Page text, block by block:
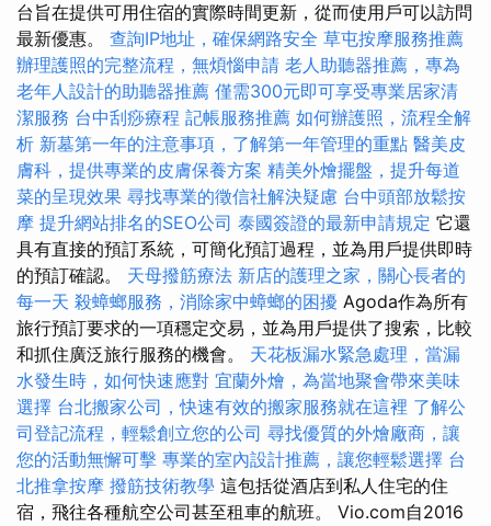
台旨在提供可用住宿的實際時間更新，從而使用戶可以訪問
最新優惠。 查詢IP地址，確保網路安全 草屯按摩服務推薦
辦理護照的完整流程，無煩惱申請 老人助聽器推薦，專為
老年人設計的助聽器推薦 僅需300元即可享受專業居家清
潔服務 台中刮痧療程 記帳服務推薦 如何辦護照，流程全解
析 新墓第一年的注意事項，了解第一年管理的重點 醫美皮
膚科，提供專業的皮膚保養方案 精美外燴擺盤，提升每道
菜的呈現效果 尋找專業的徵信社解決疑慮 台中頭部放鬆按
摩 提升網站排名的SEO公司 泰國簽證的最新申請規定 它還
具有直接的預訂系統，可簡化預訂過程，並為用戶提供即時
的預訂確認。 天母撥筋療法 新店的護理之家，關心長者的
每一天 殺蟑螂服務，消除家中蟑螂的困擾 Agoda作為所有
旅行預訂要求的一項穩定交易，並為用戶提供了搜索，比較
和抓住廣泛旅行服務的機會。 天花板漏水緊急處理，當漏
水發生時，如何快速應對 宜蘭外燴，為當地聚會帶來美味
選擇 台北搬家公司，快速有效的搬家服務就在這裡 了解公
司登記流程，輕鬆創立您的公司 尋找優質的外燴廠商，讓
您的活動無懈可擊 專業的室內設計推薦，讓您輕鬆選擇 台
北推拿按摩 撥筋技術教學 這包括從酒店到私人住宅的住
宿，飛往各種航空公司甚至租車的航班。 Vio.com自2016